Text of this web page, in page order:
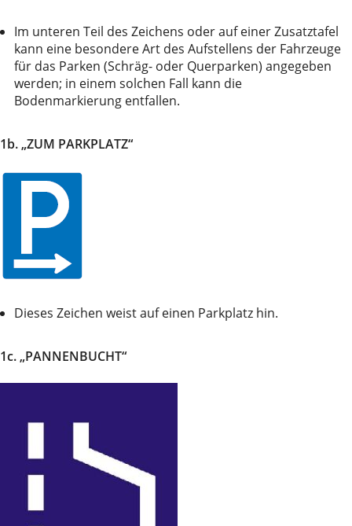
Im unteren Teil des Zeichens oder auf einer Zusatztafel
kann eine besondere Art des Aufstellens der Fahrzeuge
für das Parken (Schräg- oder Querparken) angegeben
werden; in einem solchen Fall kann die
Bodenmarkierung entfallen.
1b. „ZUM PARKPLATZ“
Dieses Zeichen weist auf einen Parkplatz hin.
1c. „PANNENBUCHT“